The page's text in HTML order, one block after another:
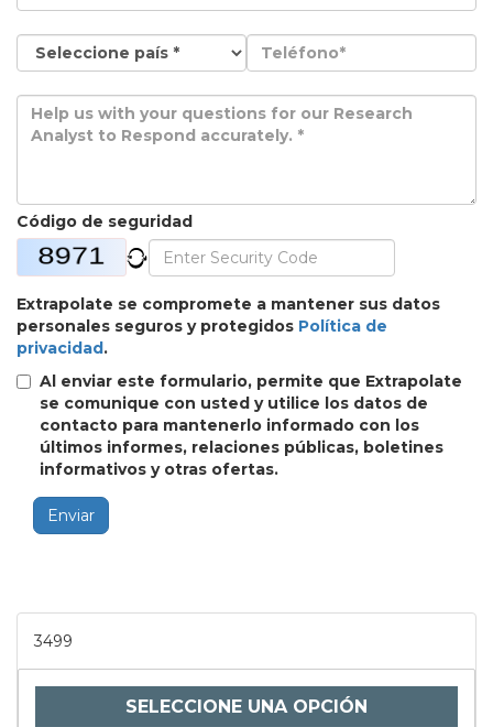
Código de seguridad
Extrapolate se compromete a mantener sus datos
personales seguros y protegidos Política de
privacidad.
Al enviar este formulario, permite que Extrapolate
se comunique con usted y utilice los datos de
contacto para mantenerlo informado con los
últimos informes, relaciones públicas, boletines
informativos y otras ofertas.
Enviar
3499
SELECCIONE UNA OPCIÓN